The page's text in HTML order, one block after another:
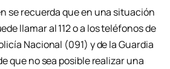
se recuerda que en una situación
llamar al 112 o a los teléfonos de
Nacional (091) y de la Guardia
que no sea posible realizar una